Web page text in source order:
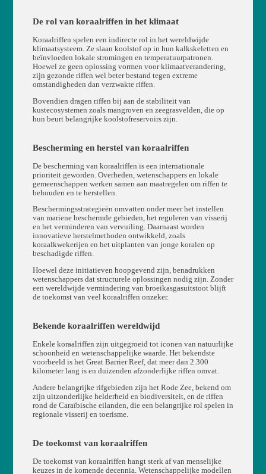
De rol van koraalriffen in het klimaat
Koraalriffen spelen een indirecte rol in het wereldwijde
klimaatsysteem. Ze slaan koolstof op in hun kalkskeletten en
beïnvloeden lokale stromingen en temperatuurpatronen.
Hoewel ze geen oplossing vormen voor klimaatverandering,
zijn gezonde riffen wel beter bestand tegen extreme
omstandigheden dan verzwakte riffen.
Bovendien dragen riffen bij aan de stabiliteit van
kustecosystemen zoals mangroven en zeegrasvelden, die op
hun beurt belangrijke koolstofreservoirs zijn.
Bescherming en herstel van koraalriffen
De bescherming van koraalriffen is een internationale
prioriteit geworden. Overheden, wetenschappers en lokale
gemeenschappen werken samen aan maatregelen om riffen te
behouden en te herstellen.
Beschermingsstrategieën omvatten onder meer het instellen
van mariene beschermde gebieden, het reguleren van visserij
en het verminderen van vervuiling. Daarnaast worden
innovatieve herstelmethoden ontwikkeld, zoals
koraalkwekerijen en het uitplanten van jonge koralen op
beschadigde riffen.
Hoewel deze initiatieven hoopgevend zijn, benadrukken
wetenschappers dat structurele oplossingen nodig zijn. Zonder
een wereldwijde vermindering van broeikasgasuitstoot blijft
de toekomst van veel koraalriffen onzeker.
Bekende koraalriffen wereldwijd
Enkele koraalriffen zijn uitgegroeid tot iconen van natuurlijke
schoonheid en wetenschappelijke waarde. Het bekendste
voorbeeld is het Great Barrier Reef, dat meer dan 2.300
kilometer lang is en duizenden afzonderlijke riffen omvat.
Andere belangrijke rifgebieden zijn het Rode Zee, bekend om
zijn uitzonderlijke helderheid en biodiversiteit, en de riffen
rond de Caraïbische eilanden, die een belangrijke rol spelen in
regionale visserij en toerisme.
De toekomst van koraalriffen
De toekomst van koraalriffen hangt sterk af van menselijke
keuzes in de komende decennia. Wetenschappelijke modellen